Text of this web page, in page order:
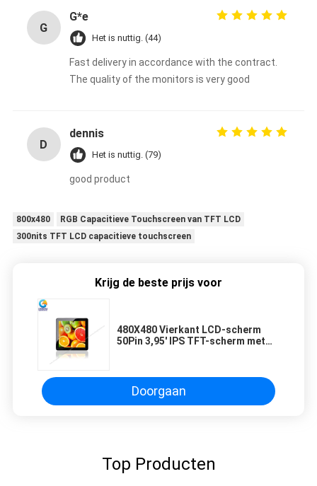
G
G*e
Het is nuttig. (44)
Fast delivery in accordance with the contract.
The quality of the monitors is very good
D
dennis
Het is nuttig. (79)
good product
800x480
RGB Capacitieve Touchscreen van TFT LCD
300nits TFT LCD capacitieve touchscreen
Krijg de beste prijs voor
480X480 Vierkant LCD-scherm
50Pin 3,95' IPS TFT-scherm met
Doorgaan
Top Producten